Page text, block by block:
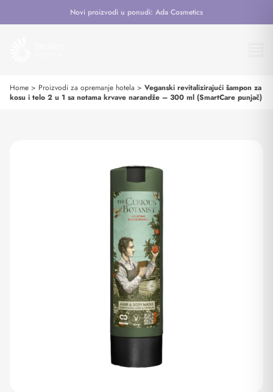
Novi proizvodi u ponudi: Ada Cosmetics
Home > Proizvodi za opremanje hotela > Veganski revitalizirajući šampon za
kosu i telo 2 u 1 sa notama krvave narandže – 300 ml (SmartCare punjač)